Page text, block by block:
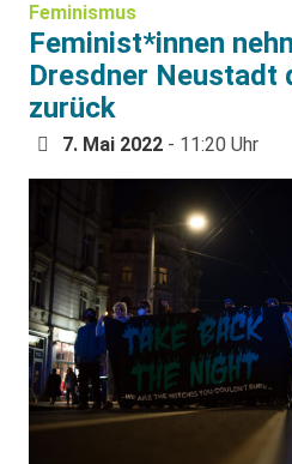
Feminismus
Feminist*innen
Dresdner Neustadt
zurück
7. Mai 2022 - 11:20 Uhr